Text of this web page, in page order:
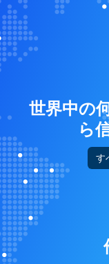
世界中の
ら
す